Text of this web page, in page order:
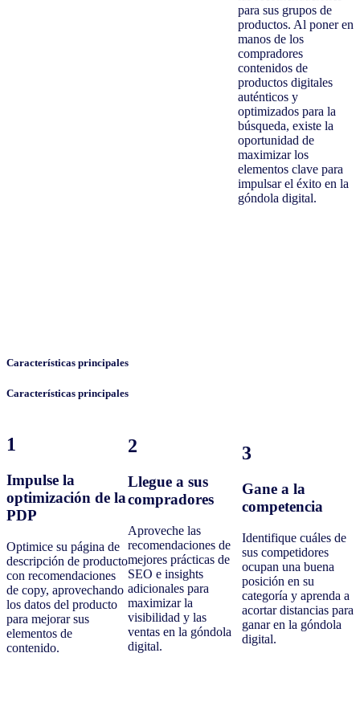
para sus grupos de
productos. Al poner en
manos de los
compradores
contenidos de
productos digitales
auténticos y
optimizados para la
búsqueda, existe la
oportunidad de
maximizar los
elementos clave para
impulsar el éxito en la
góndola digital.
Características principales
Características principales
1
Impulse la
optimización de la
PDP
Optimice su página de
descripción de producto
con recomendaciones
de copy, aprovechando
los datos del producto
para mejorar sus
elementos de
contenido.
2
Llegue a sus
compradores
Aproveche las
recomendaciones de
mejores prácticas de
SEO e insights
adicionales para
maximizar la
visibilidad y las
ventas en la góndola
digital.
3
Gane a la
competencia
Identifique cuáles de
sus competidores
ocupan una buena
posición en su
categoría y aprenda a
acortar distancias para
ganar en la góndola
digital.